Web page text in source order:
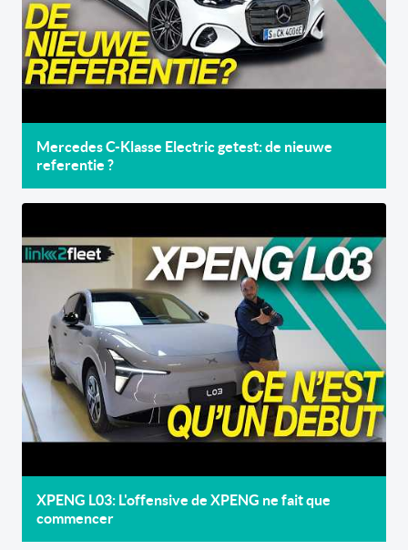
Mercedes C-Klasse Electric getest: de nieuwe
referentie ?
XPENG L03: L'offensive de XPENG ne fait que
commencer